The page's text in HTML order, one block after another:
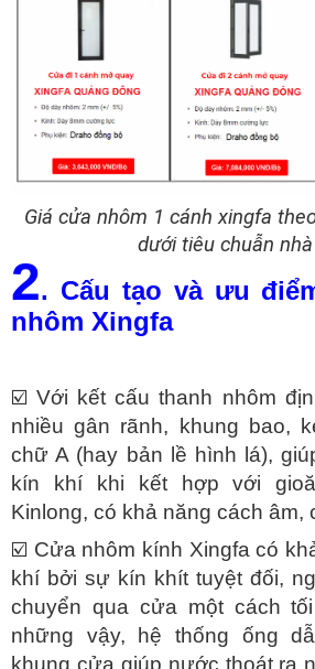
Giá cửa nhôm 1 cánh xingfa
dưới tiêu chuẫn
2. Cấu tạo và ưu
nhôm Xingfa
☑️ Với kết cấu thanh nhôm
nhiều gân rãnh, khung bao,
chữ A (hay bản lề hình lá),
kín khí khi kết hợp với
Kinlong, có khả năng cách âm,
☑️ Cửa nhôm kính Xingfa có
khí bởi sự kín khít tuyệt đối,
chuyển qua cửa một cách
những vậy, hệ thống ống
khung cửa giúp nước thoát ra